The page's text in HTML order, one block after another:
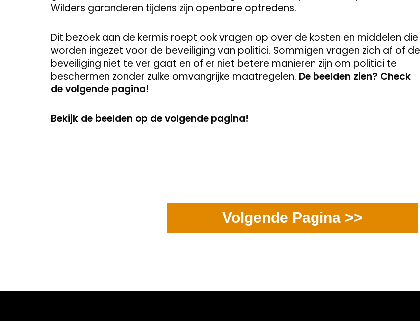
Wilders garanderen tijdens zijn openbare optredens.
Dit bezoek aan de kermis roept ook vragen op over de kosten en middelen die
worden ingezet voor de beveiliging van politici. Sommigen vragen zich af of de
beveiliging niet te ver gaat en of er niet betere manieren zijn om politici te
beschermen zonder zulke omvangrijke maatregelen. De beelden zien? Check
de volgende pagina!
Bekijk de beelden op de volgende pagina!
Volgende Pagina >>